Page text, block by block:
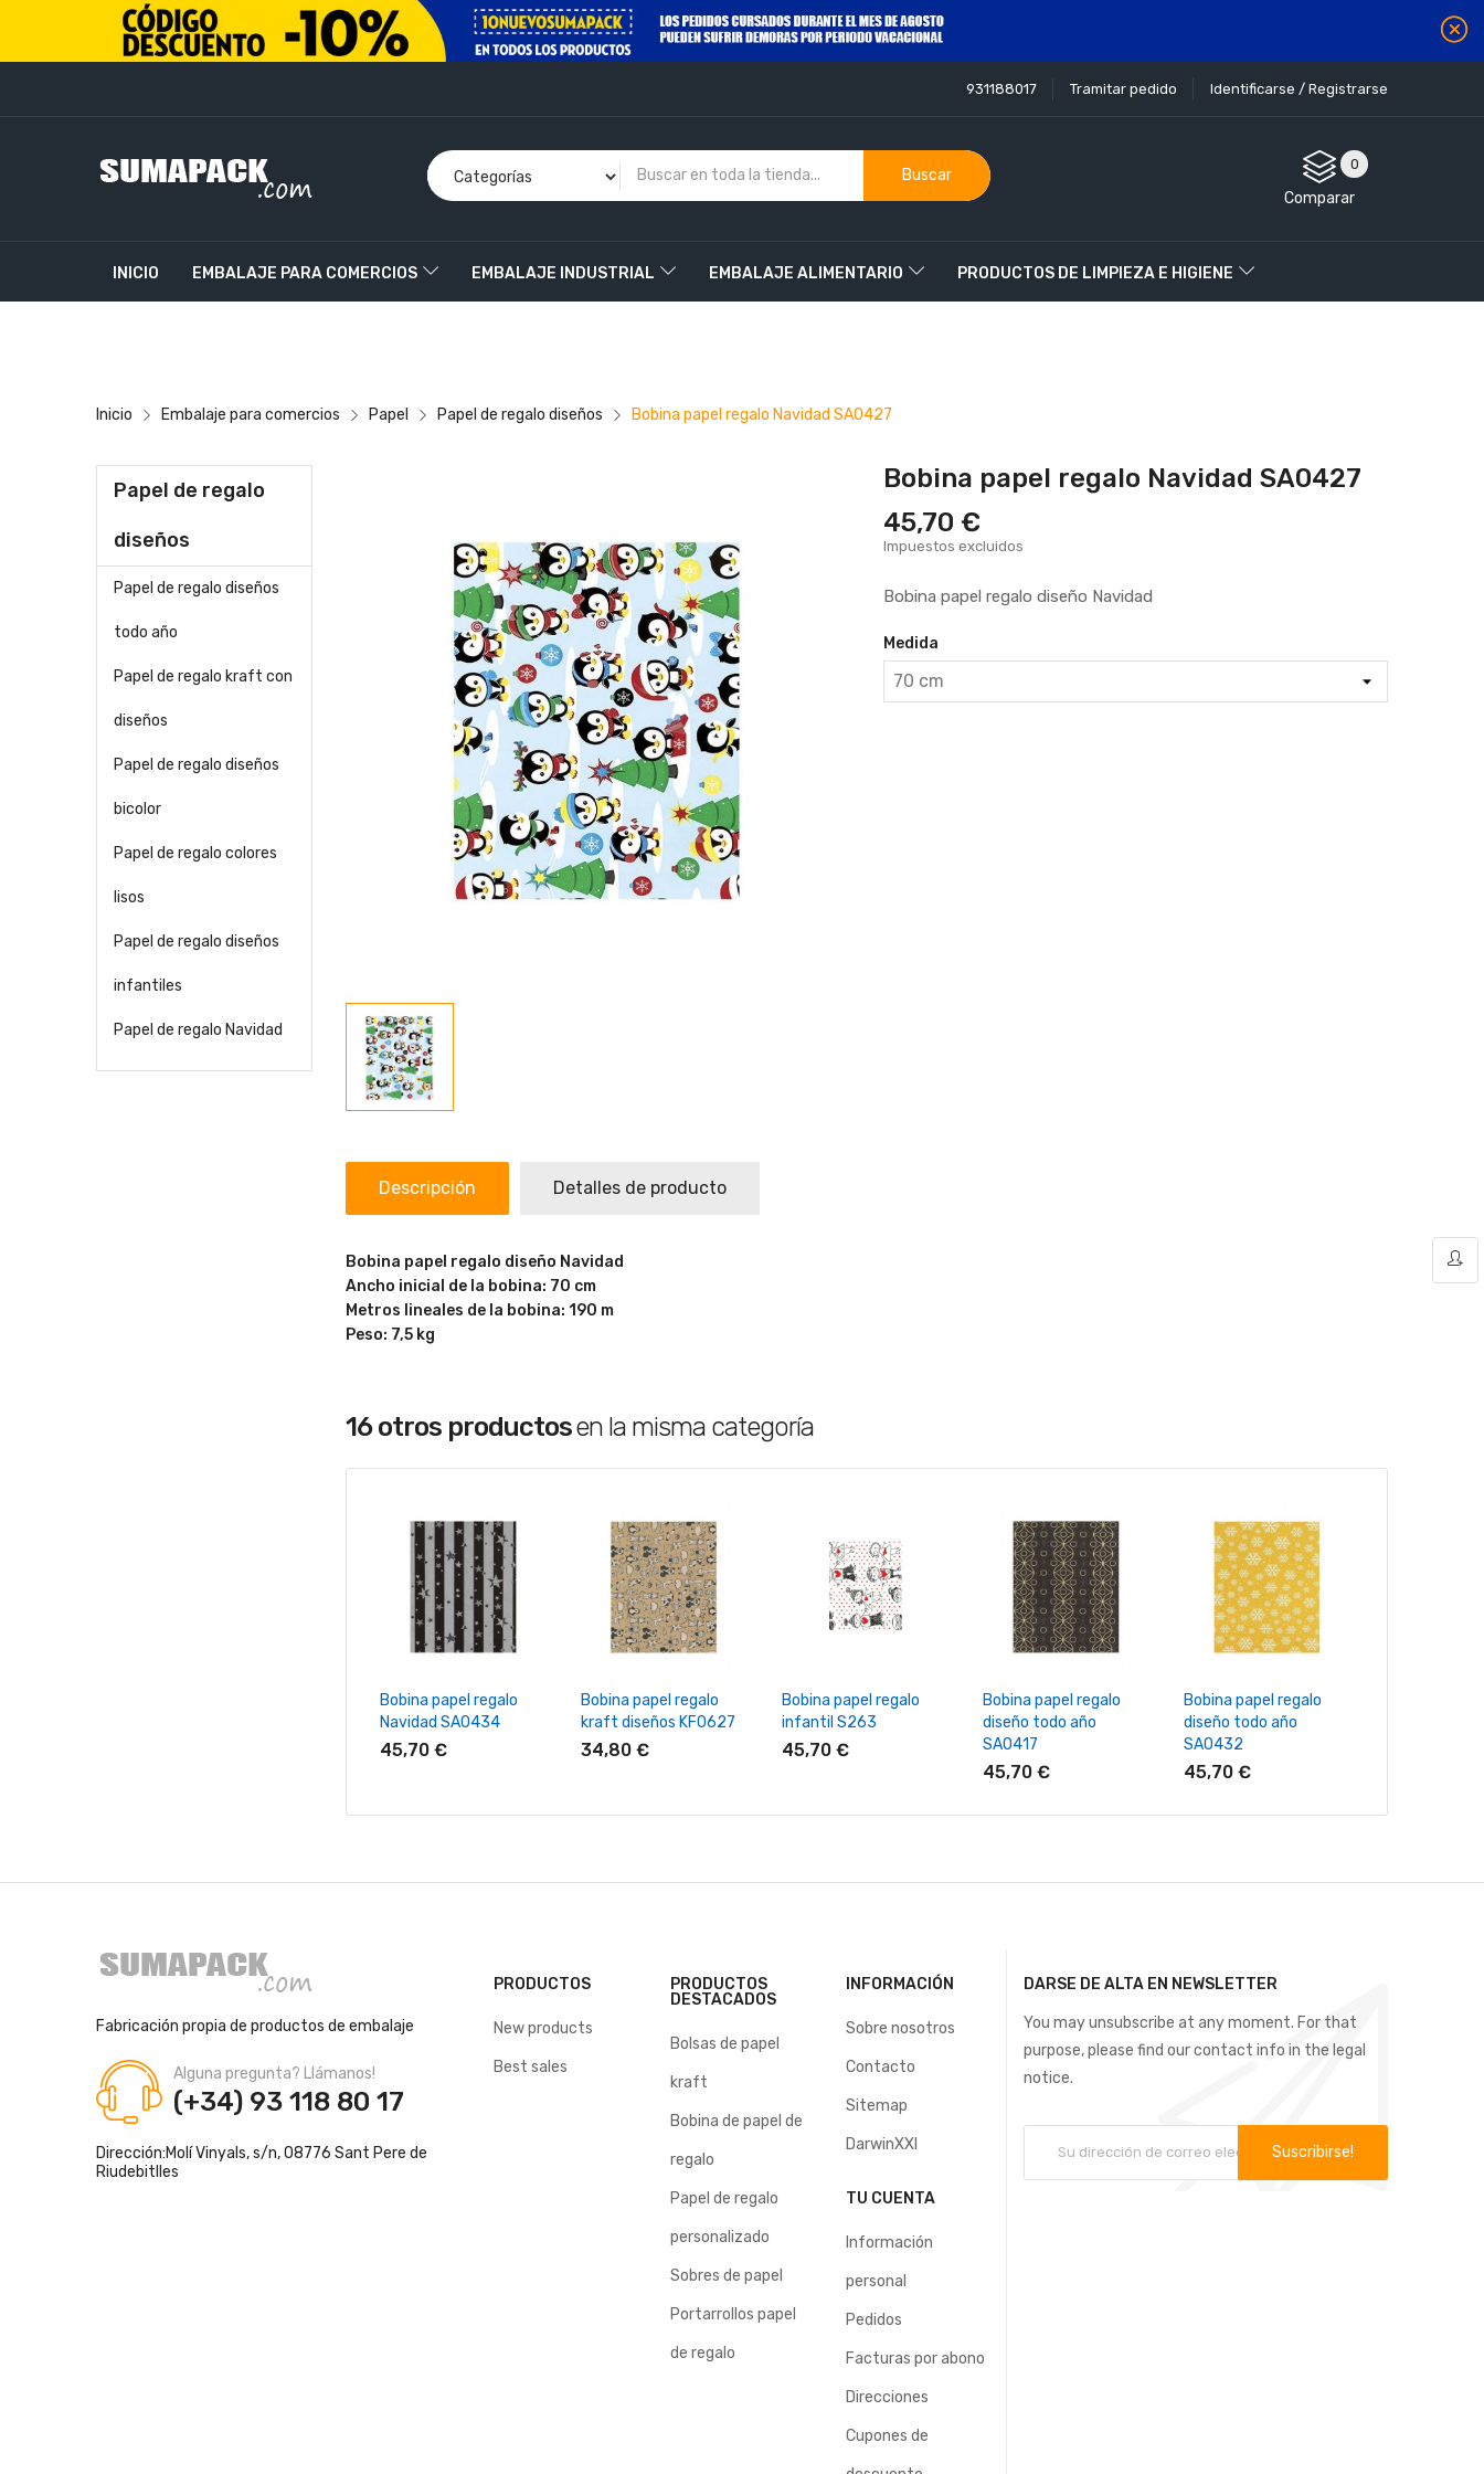
Identificarse / Registrarse
Tramitar pedido
931188017
Buscar
0
Comparar
INICIO EMBALAJE PARA COMERCIOS EMBALAJE INDUSTRIAL EMBALAJE ALIMENTARIO PRODUCTOS DE LIMPIEZA E HIGIENE
Inicio Embalaje para comercios Papel Papel de regalo diseños Bobina papel regalo Navidad SA0427
Papel de regalo
diseños
Papel de regalo diseños
todo año
Papel de regalo kraft con
diseños
Papel de regalo diseños
bicolor
Papel de regalo colores
lisos
Papel de regalo diseños
infantiles
Papel de regalo Navidad
Bobina papel regalo Navidad SA0427
45,70 €
Impuestos excluidos
Bobina papel regalo diseño Navidad
Medida
Descripción Detalles de producto
Bobina papel regalo diseño Navidad
Ancho inicial de la bobina: 70 cm
Metros lineales de la bobina: 190 m
Peso: 7,5 kg
16 otros productosen la misma categoría
+ Añadir Al Carrito
Bobina papel regalo
Navidad SA0434
45,70 €
+ Añadir Al Carrito
Bobina papel regalo
kraft diseños KF0627
34,80 €
+ Añadir Al Carrito
Bobina papel regalo
infantil S263
45,70 €
+ Añadir Al Carrito
Bobina papel regalo
diseño todo año
SA0417
45,70 €
+ Añadir Al Carrito
Bobina papel regalo
diseño todo año
SA0432
45,70 €
Fabricación propia de productos de embalaje
Alguna pregunta? Llámanos!
(+34) 93 118 80 17
Dirección:Molí Vinyals, s/n, 08776 Sant Pere de
Riudebitlles
PRODUCTOS
New products
Best sales
PRODUCTOS
DESTACADOS
Bolsas de papel
kraft
Bobina de papel de
regalo
Papel de regalo
personalizado
Sobres de papel
Portarrollos papel
de regalo
INFORMACIÓN
Sobre nosotros
Contacto
Sitemap
DarwinXXI
TU CUENTA
Información
personal
Pedidos
Facturas por abono
Direcciones
Cupones de
DARSE DE ALTA EN NEWSLETTER
You may unsubscribe at any moment. For that
purpose, please find our contact info in the legal
notice.